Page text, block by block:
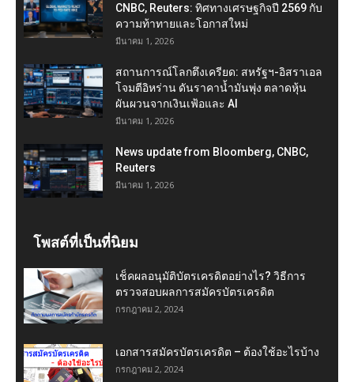
CNBC, Reuters: ทิศทางเศรษฐกิจปี 2569 กับ
ความท้าทายและโอกาสใหม่
มีนาคม 1, 2026
สถานการณ์โลกตึงเครียด: สหรัฐฯ-อิสราเอล
โจมตีอิหร่าน ดันราคาน้ำมันพุ่ง ตลาดหุ้น
ผันผวนจากเงินเฟ้อและ AI
มีนาคม 1, 2026
News update from Bloomberg, CNBC,
Reuters
มีนาคม 1, 2026
โพสต์ที่เป็นที่นิยม
เช็คผลอนุมัติบัตรเครดิตอย่างไร? วิธีการ
ตรวจสอบผลการสมัครบัตรเครดิต
กรกฎาคม 2, 2024
เอกสารสมัครบัตรเครดิต – ต้องใช้อะไรบ้าง
กรกฎาคม 2, 2024